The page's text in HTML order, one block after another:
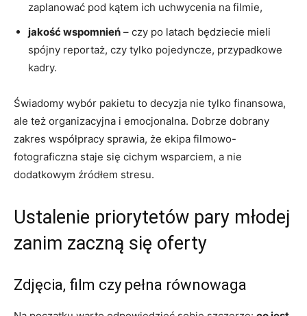
zaplanować pod kątem ich uchwycenia na filmie,
jakość wspomnień – czy po latach będziecie mieli
spójny reportaż, czy tylko pojedyncze, przypadkowe
kadry.
Świadomy wybór pakietu to decyzja nie tylko finansowa,
ale też organizacyjna i emocjonalna. Dobrze dobrany
zakres współpracy sprawia, że ekipa filmowo-
fotograficzna staje się cichym wsparciem, a nie
dodatkowym źródłem stresu.
Ustalenie priorytetów pary młodej
zanim zaczną się oferty
Zdjęcia, film czy pełna równowaga